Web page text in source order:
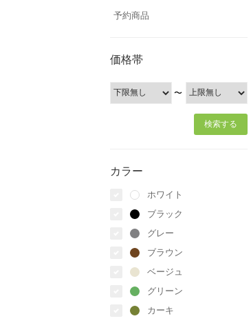
予約商品
価格帯
〜
カラー
ホワイト
ブラック
グレー
ブラウン
ベージュ
グリーン
カーキ